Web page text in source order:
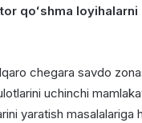
qoʻshma
chegara savdo
uchinchi
yaratish masalalariga